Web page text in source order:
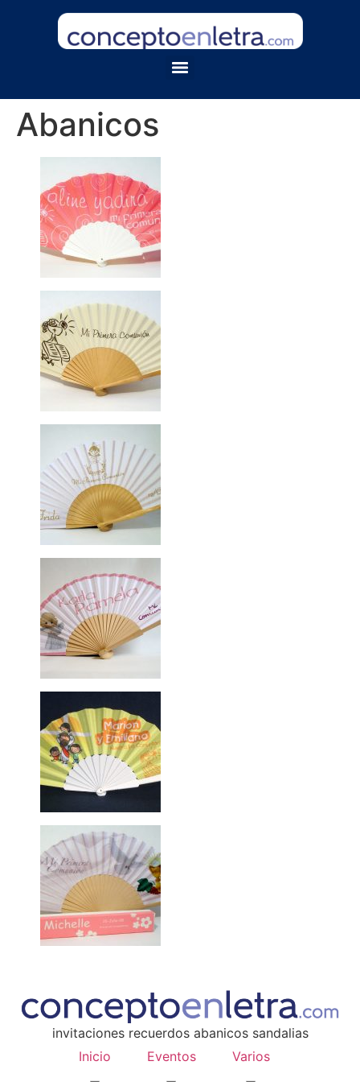
Abanicos
invitaciones recuerdos abanicos sandalias
Inicio
Eventos Varios